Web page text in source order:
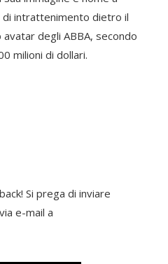
di intrattenimento dietro il
degli ABBA, secondo
milioni di dollari.
Si prega di inviare
e-mail a